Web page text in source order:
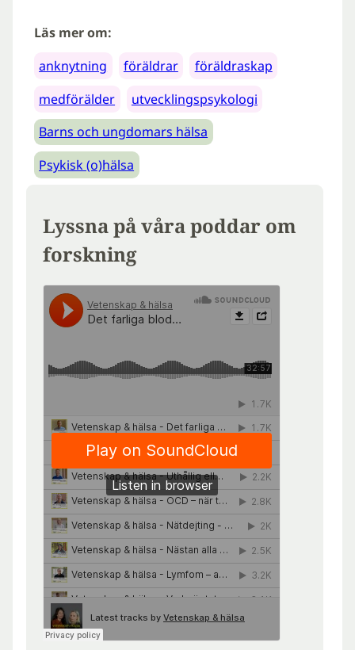
Läs mer om:
anknytning
föräldrar
föräldraskap
medförälder
utvecklingspsykologi
Barns och ungdomars hälsa
Psykisk (o)hälsa
Lyssna på våra poddar om
forskning